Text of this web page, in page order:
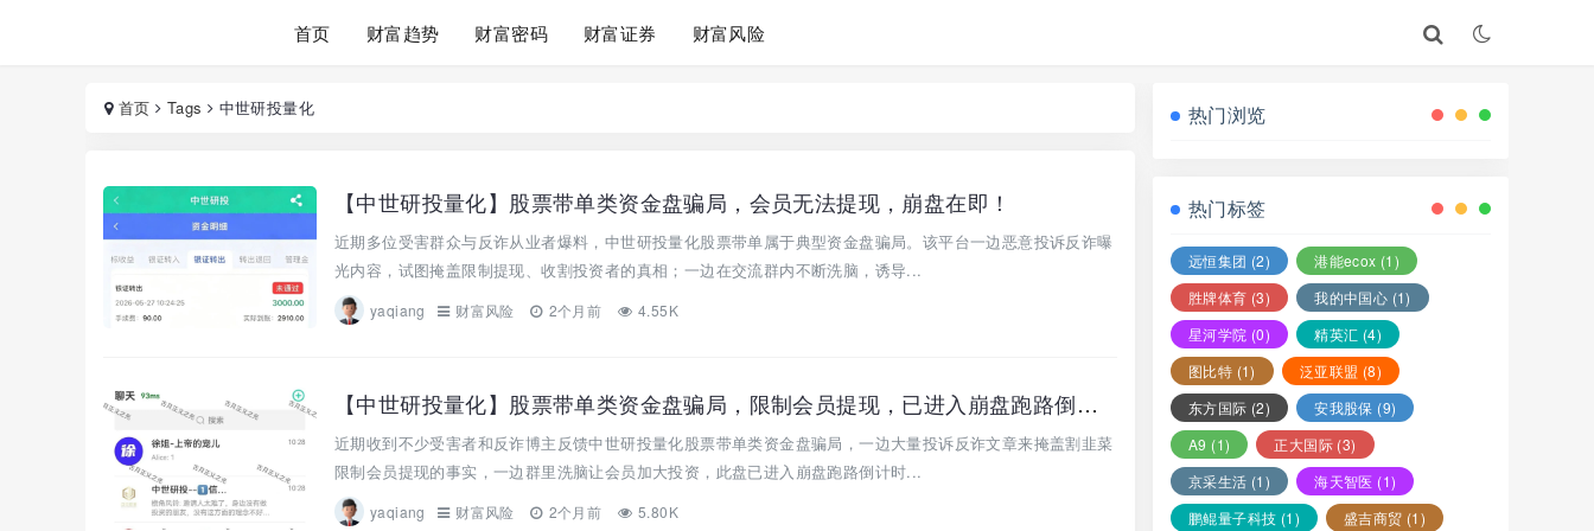
首页 财富趋势 财富密码 财富证券 财富风险
首页 Tags 中世研投量化
【中世研投量化】股票带单类资金盘骗局，会员无法提现，崩盘在即！
近期多位受害群众与反诈从业者爆料，中世研投量化股票带单属于典型资金盘骗局。该平台一边恶意投诉反诈曝
光内容，试图掩盖限制提现、收割投资者的真相；一边在交流群内不断洗脑，诱导...
yaqiang 财富风险 2个月前 4.55K
【中世研投量化】股票带单类资金盘骗局，限制会员提现，已进入崩盘跑路倒计时！
近期收到不少受害者和反诈博主反馈中世研投量化股票带单类资金盘骗局，一边大量投诉反诈文章来掩盖割韭菜
限制会员提现的事实，一边群里洗脑让会员加大投资，此盘已进入崩盘跑路倒计时...
yaqiang 财富风险 2个月前 5.80K
热门浏览
热门标签
远恒集团 (2) 港能ecox (1)
胜牌体育 (3) 我的中国心 (1)
星河学院 (0) 精英汇 (4)
图比特 (1) 泛亚联盟 (8)
东方国际 (2) 安我股保 (9)
A9 (1) 正大国际 (3)
京采生活 (1) 海天智医 (1)
鹏鲲量子科技 (1) 盛吉商贸 (1)